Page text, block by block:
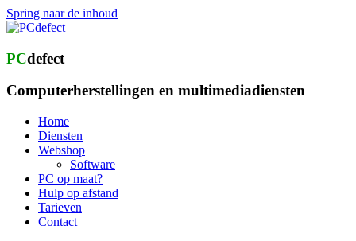
Spring naar de inhoud
PCdefect
Computerherstellingen en multimediadiensten
Home
Diensten
Webshop
Software
PC op maat?
Hulp op afstand
Tarieven
Contact